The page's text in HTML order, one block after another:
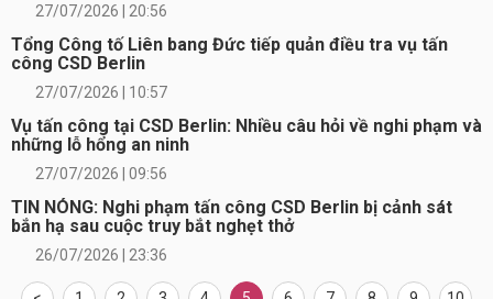
27/07/2026 | 20:56
Tổng Công tố Liên bang Đức tiếp quản điều tra vụ tấn
công CSD Berlin
27/07/2026 | 10:57
Vụ tấn công tại CSD Berlin: Nhiều câu hỏi về nghi phạm và
những lỗ hổng an ninh
27/07/2026 | 09:56
TIN NÓNG: Nghi phạm tấn công CSD Berlin bị cảnh sát
bắn hạ sau cuộc truy bắt nghẹt thở
26/07/2026 | 23:36